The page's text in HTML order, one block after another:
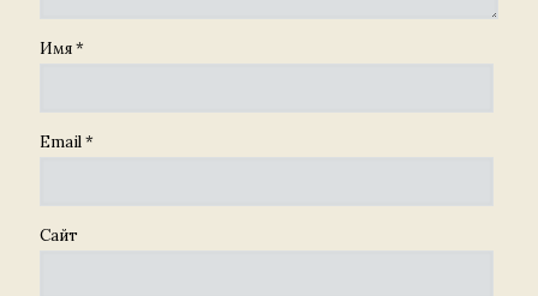
Имя*
Email*
Сайт